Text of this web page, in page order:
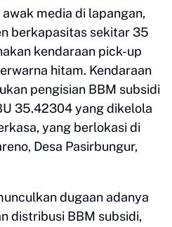
media di lapangan,
berkapasitas sekitar 35
kendaraan pick-up
hitam. Kendaraan
pengisian BBM subsidi
35.42304 yang dikelola
yang berlokasi di
Desa Pasirbungur,
dugaan adanya
distribusi BBM subsidi,